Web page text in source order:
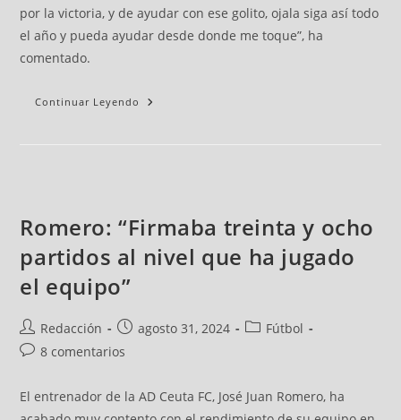
por la victoria, y de ayudar con ese golito, ojala siga así todo
el año y pueda ayudar desde donde me toque”, ha
comentado.
Continuar Leyendo
Romero: “Firmaba treinta y ocho
partidos al nivel que ha jugado
el equipo”
Redacción agosto 31, 2024
Fútbol
8 comentarios
El entrenador de la AD Ceuta FC, José Juan Romero, ha